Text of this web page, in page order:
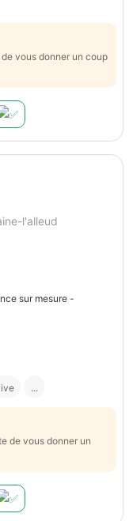
vous donner un coup
l'alleud
sur mesure -
...
de vous donner un